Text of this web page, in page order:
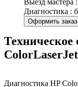
Диагностика :
Оформить заказ
Техническое
Диагностика HP